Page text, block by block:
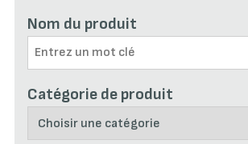
Nom du produit
Catégorie de produit